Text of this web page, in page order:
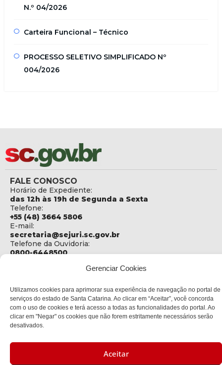
Gerenciar Cookies
Utilizamos cookies para aprimorar sua experiência de navegação no portal de
serviços do estado de Santa Catarina. Ao clicar em “Aceitar”, você concorda
com o uso de cookies e terá acesso a todas as funcionalidades do portal. Ao
clicar em "Negar" os cookies que não forem estritamente necessários serão
desativados.
Aceitar
N.º 04/2026
Carteira Funcional – Técnico
PROCESSO SELETIVO SIMPLIFICADO Nº
004/2026
FALE CONOSCO
Horário de Expediente:
das 12h às 19h de Segunda a Sexta
Telefone:
+55 (48) 3664 5806
E-mail:
secretaria@sejuri.sc.gov.br
Telefone da Ouvidoria:
0800-6448500
Social
Rua Fúlvio Aducci, 1214 - Loja 06
Bairro:
Estreito - Florianópolis - SC
88075-000